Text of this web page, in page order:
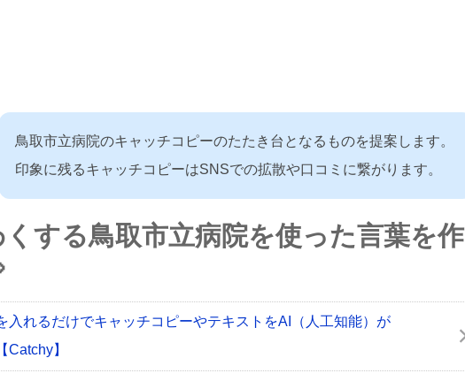
鳥取市立病院のキャッチコピーのたたき台となるものを提案します。
印象に残るキャッチコピーはSNSでの拡散や口コミに繋がります。
する鳥取市立病院を使った言葉を作
入れるだけでキャッチコピーやテキストをAI（人工知能）が
Catchy】